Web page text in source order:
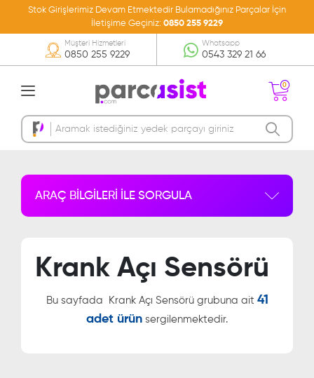
Stok Girişlerimiz Devam Etmektedir Bulamadığınız Parçalar İçin
İletişime Geçiniz: 0850 255 9229
0850 255 9229
Müşteri Hizmetleri
0543 329 21 66
Whatsapp
0
Sepetinizde Ürün
ARAÇ BİLGİLERİ İLE SORGULA
Krank Açı Sensörü
Bu sayfada Krank Açı Sensörü grubuna ait 41
adet ürün sergilenmektedir.